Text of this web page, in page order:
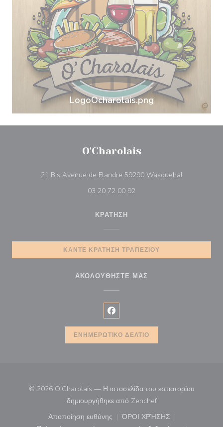
LogoOcharolais.png
O'Charolais
21 Bis Avenue de Flandre 59290 Wasquehal((ανοίγει σε
03 20 72 00 92
ΚΡΆΤΗΣΗ
ΚΆΝΤΕ ΚΡΆΤΗΣΗ ΤΡΑΠΕΖΙΟΎ
ΑΚΟΛΟΥΘΉΣΤΕ ΜΑΣ
Facebook ((ανοίγει σε νέο
ΕΝΗΜΕΡΩΤΙΚΌ ΔΕΛΤΊΟ
© 2026 O'Charolais — Η ιστοσελίδα του εστιατορίου
δημιουργήθηκε από Zenchef((ανοίγει σε νέο
Αποποίηση ευθύνης
((ανοίγει σε νέο παράθυρο))
ΌΡΟΙ ΧΡΉΣΗΣ
((ανοίγει σε νέο